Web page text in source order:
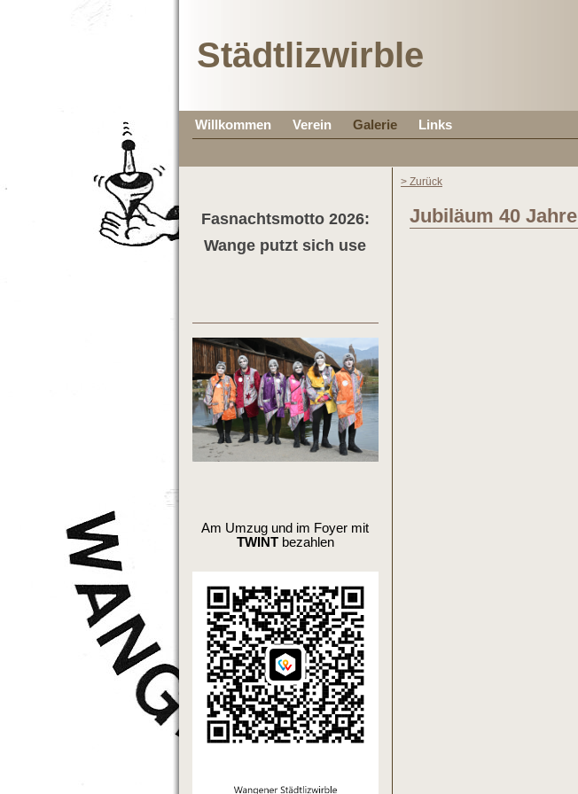
Städtlizwirble
Willkommen Verein Galerie Links
Fasnachtsmotto 2026:
Wange putzt sich use
Am Umzug und im Foyer mit
TWINTbezahlen
> Zurück
Jubiläum 40 Jahre